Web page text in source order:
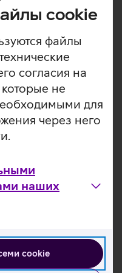
cookie
файлы
согласия на
не
для
через него
наших
cookie
мобильных
предприятий,
устройства,
инструмент
В
удаленная
и другие